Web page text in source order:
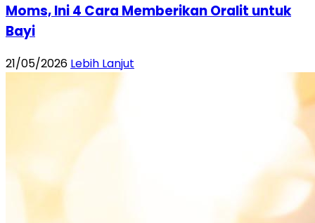
Moms, Ini 4 Cara Memberikan Oralit untuk
Bayi
21/05/2026 Lebih Lanjut